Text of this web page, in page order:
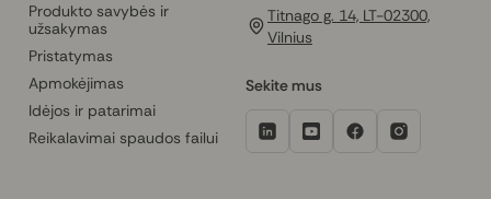
Produkto savybės ir
užsakymas
Pristatymas
Apmokėjimas
Idėjos ir patarimai
Reikalavimai spaudos failui
Titnago g. 14, LT-02300,
Vilnius
Sekite mus